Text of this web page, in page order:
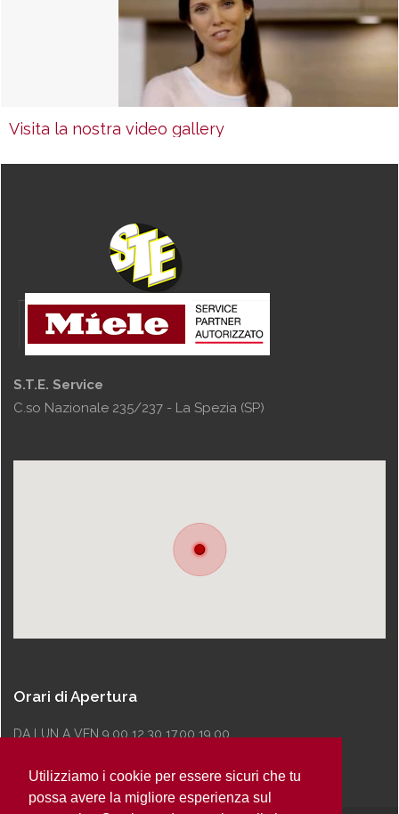
Utilizziamo i cookie per essere sicuri che tu
possa avere la migliore esperienza sul
Visita la nostra video gallery
S.T.E. Service
C.so Nazionale 235/237 - La Spezia (SP)
Orari di Apertura
DA LUN A VEN 9.00 12.30 17.00 19.00